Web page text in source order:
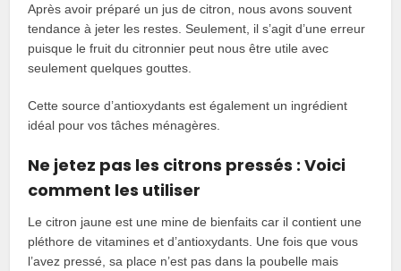
Après avoir préparé un jus de citron, nous avons souvent
tendance à jeter les restes. Seulement, il s’agit d’une erreur
puisque le fruit du citronnier peut nous être utile avec
seulement quelques gouttes.
Cette source d’antioxydants est également un ingrédient
idéal pour vos tâches ménagères.
Ne jetez pas les citrons pressés : Voici
comment les utiliser
Le citron jaune est une mine de bienfaits car il contient une
pléthore de vitamines et d’antioxydants. Une fois que vous
l’avez pressé, sa place n’est pas dans la poubelle mais